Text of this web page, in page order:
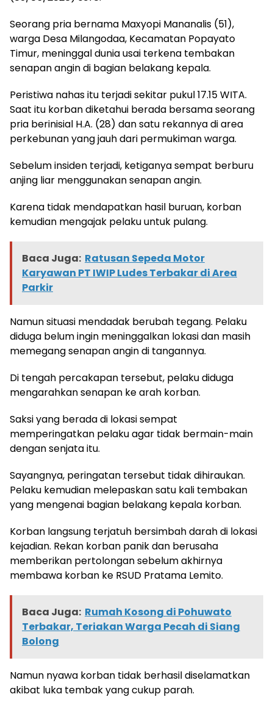
Seorang pria bernama Maxyopi Mananalis (51),
warga Desa Milangodaa, Kecamatan Popayato
Timur, meninggal dunia usai terkena tembakan
senapan angin di bagian belakang kepala.
Peristiwa nahas itu terjadi sekitar pukul 17.15 WITA.
Saat itu korban diketahui berada bersama seorang
pria berinisial H.A. (28) dan satu rekannya di area
perkebunan yang jauh dari permukiman warga.
Sebelum insiden terjadi, ketiganya sempat berburu
anjing liar menggunakan senapan angin.
Karena tidak mendapatkan hasil buruan, korban
kemudian mengajak pelaku untuk pulang.
Baca Juga: Ratusan Sepeda Motor
Karyawan PT IWIP Ludes Terbakar di Area
Parkir
Namun situasi mendadak berubah tegang. Pelaku
diduga belum ingin meninggalkan lokasi dan masih
memegang senapan angin di tangannya.
Di tengah percakapan tersebut, pelaku diduga
mengarahkan senapan ke arah korban.
Saksi yang berada di lokasi sempat
memperingatkan pelaku agar tidak bermain-main
dengan senjata itu.
Sayangnya, peringatan tersebut tidak dihiraukan.
Pelaku kemudian melepaskan satu kali tembakan
yang mengenai bagian belakang kepala korban.
Korban langsung terjatuh bersimbah darah di lokasi
kejadian. Rekan korban panik dan berusaha
memberikan pertolongan sebelum akhirnya
membawa korban ke RSUD Pratama Lemito.
Baca Juga: Rumah Kosong di Pohuwato
Terbakar, Teriakan Warga Pecah di Siang
Bolong
Namun nyawa korban tidak berhasil diselamatkan
akibat luka tembak yang cukup parah.